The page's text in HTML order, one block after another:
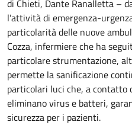
di Chieti, Dante Ranalletta –
l’attività di emergenza-
particolarità delle nuove
Cozza, infermiere che ha
particolare strumentazione,
permette la sanificazione
particolari luci che, a contatto
eliminano virus e batteri,
sicurezza per i pazienti.